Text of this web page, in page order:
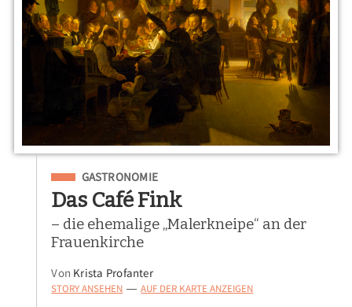
Eingeordnet unter
GASTRONOMIE
Das Café Fink
– die ehemalige „Malerkneipe“ an der
Frauenkirche
Von Krista Profanter
STORY ANSEHEN — AUF DER KARTE ANZEIGEN